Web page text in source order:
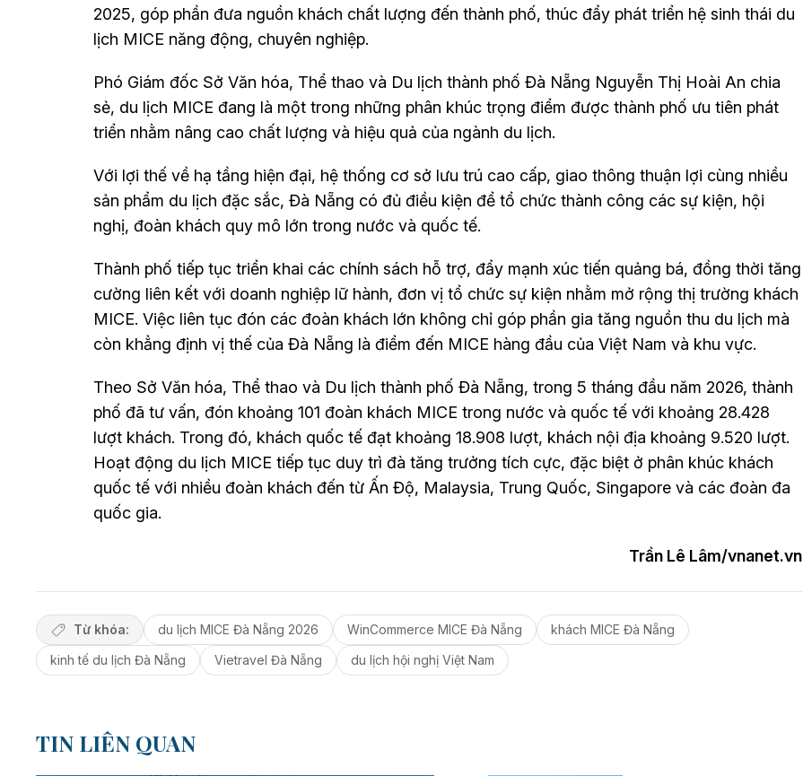
2025, góp phần đưa nguồn khách chất lượng đến thành phố, thúc đẩy phát triển hệ sinh thái du
lịch MICE năng động, chuyên nghiệp.
Phó Giám đốc Sở Văn hóa, Thể thao và Du lịch thành phố Đà Nẵng Nguyễn Thị Hoài An chia
sẻ, du lịch MICE đang là một trong những phân khúc trọng điểm được thành phố ưu tiên phát
triển nhằm nâng cao chất lượng và hiệu quả của ngành du lịch.
Với lợi thế về hạ tầng hiện đại, hệ thống cơ sở lưu trú cao cấp, giao thông thuận lợi cùng nhiều
sản phẩm du lịch đặc sắc, Đà Nẵng có đủ điều kiện để tổ chức thành công các sự kiện, hội
nghị, đoàn khách quy mô lớn trong nước và quốc tế.
Thành phố tiếp tục triển khai các chính sách hỗ trợ, đẩy mạnh xúc tiến quảng bá, đồng thời tăng
cường liên kết với doanh nghiệp lữ hành, đơn vị tổ chức sự kiện nhằm mở rộng thị trường khách
MICE. Việc liên tục đón các đoàn khách lớn không chỉ góp phần gia tăng nguồn thu du lịch mà
còn khẳng định vị thế của Đà Nẵng là điểm đến MICE hàng đầu của Việt Nam và khu vực.
Theo Sở Văn hóa, Thể thao và Du lịch thành phố Đà Nẵng, trong 5 tháng đầu năm 2026, thành
phố đã tư vấn, đón khoảng 101 đoàn khách MICE trong nước và quốc tế với khoảng 28.428
lượt khách. Trong đó, khách quốc tế đạt khoảng 18.908 lượt, khách nội địa khoảng 9.520 lượt.
Hoạt động du lịch MICE tiếp tục duy trì đà tăng trưởng tích cực, đặc biệt ở phân khúc khách
quốc tế với nhiều đoàn khách đến từ Ấn Độ, Malaysia, Trung Quốc, Singapore và các đoàn đa
quốc gia.
Trần Lê Lâm/vnanet.vn
Từ khóa: du lịch MICE Đà Nẵng 2026 WinCommerce MICE Đà Nẵng
khách MICE Đà Nẵng
kinh tế du lịch Đà Nẵng
Vietravel Đà Nẵng du lịch hội nghị Việt Nam
TIN LIÊN QUAN